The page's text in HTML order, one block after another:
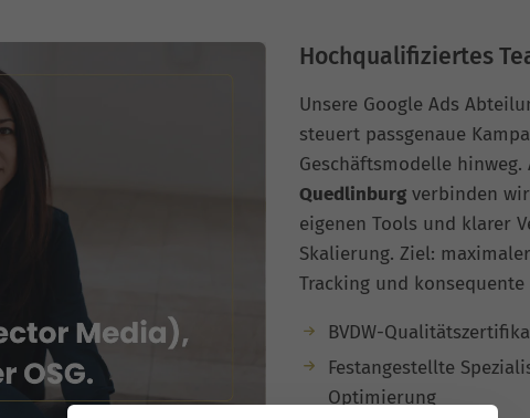
Hochqualifiziertes
Unsere Google Ads
steuert passgenaue
Geschäftsmodelle hinweg.
Quedlinburg verbinden
eigenen Tools und klarer
Skalierung. Ziel:
Tracking und
BVDW-
Festangestellte
Optimierung